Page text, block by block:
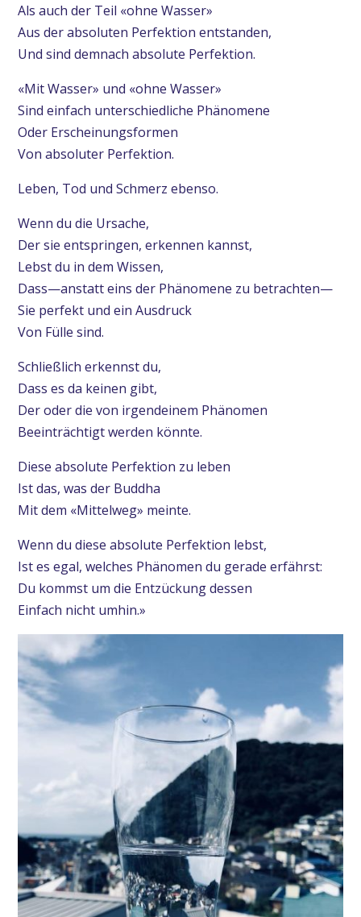
Als auch der Teil «ohne Wasser»
Aus der absoluten Perfektion entstanden,
Und sind demnach absolute Perfektion.
«Mit Wasser» und «ohne Wasser»
Sind einfach unterschiedliche Phänomene
Oder Erscheinungsformen
Von absoluter Perfektion.
Leben, Tod und Schmerz ebenso.
Wenn du die Ursache,
Der sie entspringen, erkennen kannst,
Lebst du in dem Wissen,
Dass—anstatt eins der Phänomene zu betrachten—
Sie perfekt und ein Ausdruck
Von Fülle sind.
Schließlich erkennst du,
Dass es da keinen gibt,
Der oder die von irgendeinem Phänomen
Beeinträchtigt werden könnte.
Diese absolute Perfektion zu leben
Ist das, was der Buddha
Mit dem «Mittelweg» meinte.
Wenn du diese absolute Perfektion lebst,
Ist es egal, welches Phänomen du gerade erfährst:
Du kommst um die Entzückung dessen
Einfach nicht umhin.»